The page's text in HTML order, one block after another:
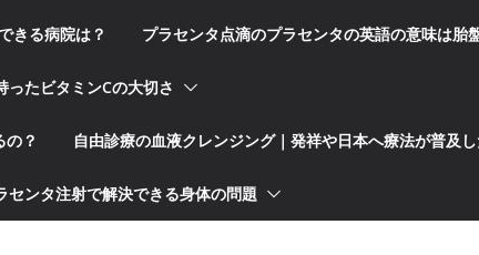
きる病院は？ プラセンタ点滴のプラセンタの英語の意味は胎
ったビタミンCの大切さ
？ 自由診療の血液クレンジング｜発祥や日本へ療法が普及
センタ注射で解決できる身体の問題